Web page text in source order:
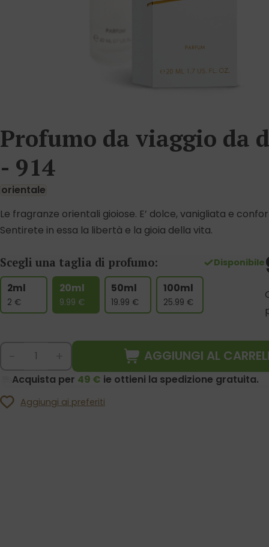
Profumo da viaggio da
- 914
orientale
Le fragranze orientali gioiose. E’ dolce, vanigliata e
Sentirete in essa la libertà e la gioia della vita.
Scegli una taglia di profumo:
2ml
2 €
20ml
9.99 €
50ml
19.99 €
100ml
25.99 €
Disponibile
AGGIUNGI AL
Acquista per 49 € ie ottieni la spedizione gratuita.
Aggiungi ai preferiti